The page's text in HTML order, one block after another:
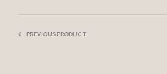
PREVIOUS PRODUCT